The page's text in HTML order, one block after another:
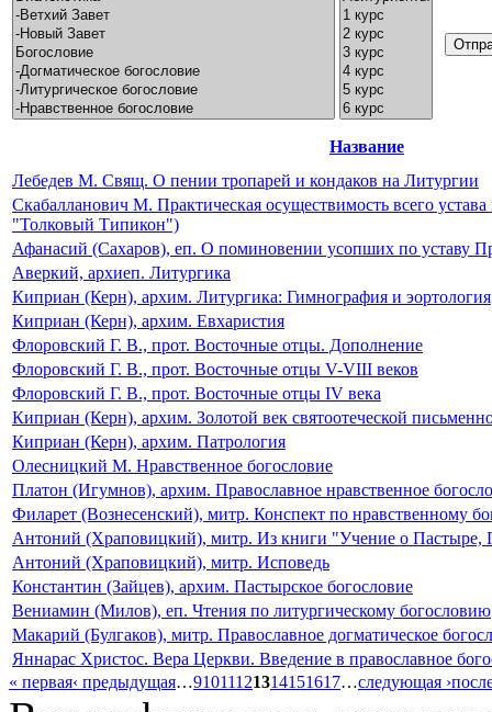
Название
Лебедев М. Свящ. О пении тропарей и кондаков на Литургии
Скабалланович М. Практическая осуществимость всего
"Толковый Типикон")
Афанасий (Сахаров), еп. О поминовении усопших по уставу
Аверкий, архиеп. Литургика
Киприан (Керн), архим. Литургика: Гимнография и эортология
Киприан (Керн), архим. Евхаристия
Флоровский Г. В., прот. Восточные отцы. Дополнение
Флоровский Г. В., прот. Восточные отцы V-VIII веков
Флоровский Г. В., прот. Восточные отцы IV века
Киприан (Керн), архим. Золотой век святоотеческой
Киприан (Керн), архим. Патрология
Олесницкий М. Нравственное богословие
Платон (Игумнов), архим. Православное нравственное
Филарет (Вознесенский), митр. Конспект по нравственному
Антоний (Храповицкий), митр. Из книги "Учение о Пастыре,
Антоний (Храповицкий), митр. Исповедь
Константин (Зайцев), архим. Пастырское богословие
Вениамин (Милов), еп. Чтения по литургическому богословию
Макарий (Булгаков), митр. Православное догматическое
Яннарас Христос. Вера Церкви. Введение в православное
« первая‹ предыдущая…91011121314151617…следующая ›